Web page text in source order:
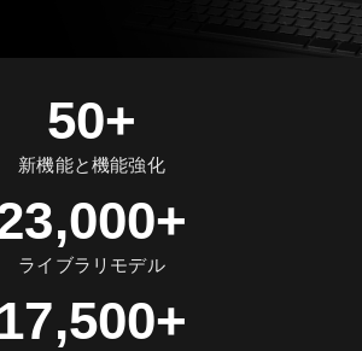
50+
新機能と機能強化
ライブラリモデル